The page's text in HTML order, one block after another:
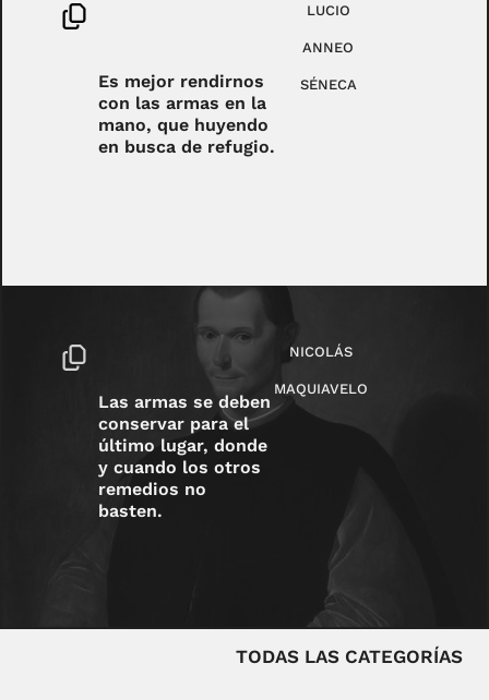
Es mejor rendirnos
con las armas en la
mano, que huyendo
en busca de refugio.
LUCIO
ANNEO
SÉNECA
Las armas se deben
conservar para el
último lugar, donde
y cuando los otros
remedios no
basten.
NICOLÁS
MAQUIAVELO
TODAS LAS CATEGORÍAS